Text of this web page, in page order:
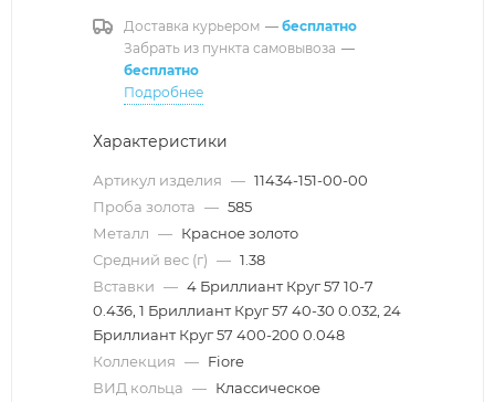
Доставка курьером — бесплатно
Забрать из пункта самовывоза —
бесплатно
Подробнее
Характеристики
Артикул изделия — 11434-151-00-00
Проба золота — 585
Металл — Красное золото
Средний вес (г) — 1.38
Вставки — 4 Бриллиант Круг 57 10-7
0.436, 1 Бриллиант Круг 57 40-30 0.032, 24
Бриллиант Круг 57 400-200 0.048
Коллекция — Fiore
ВИД кольца — Классическое